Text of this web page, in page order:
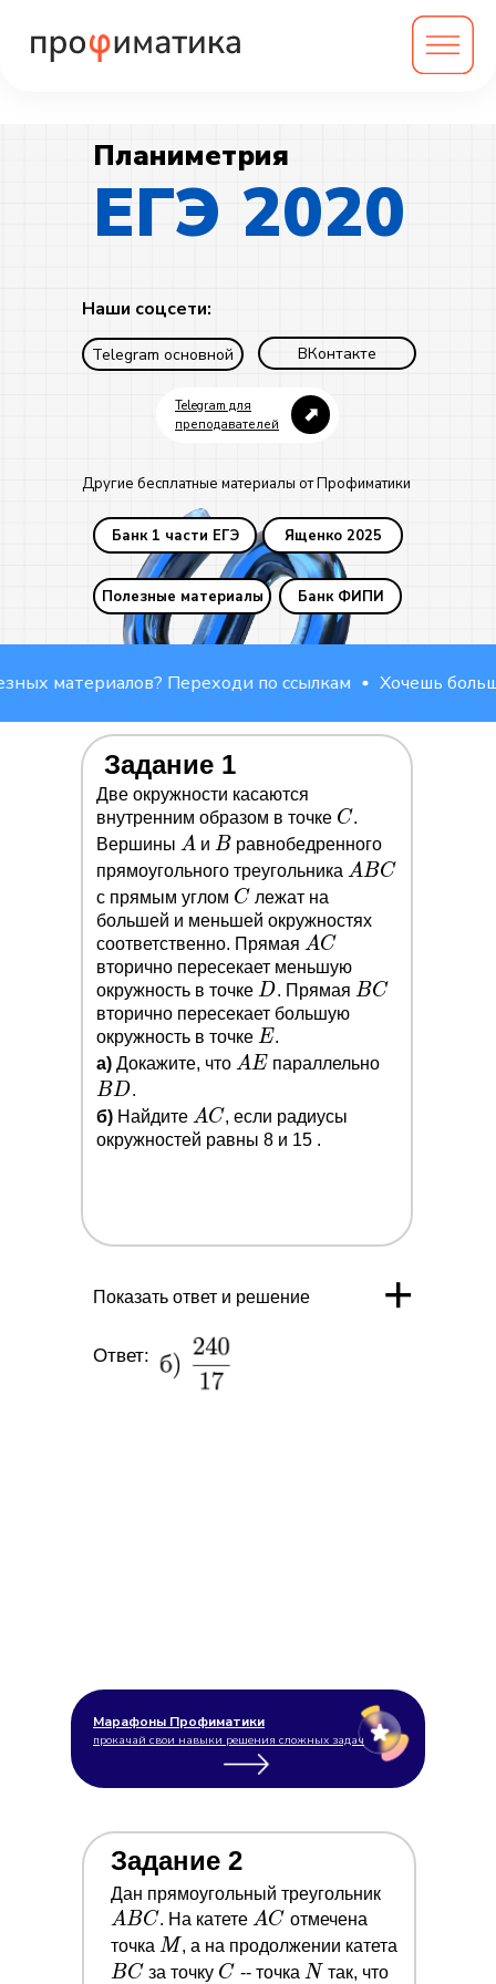
Планиметрия
ЕГЭ 2020
ВКонтакте
Telegram основной
Другие бесплатные материалы от Профиматики
Банк 1 части ЕГЭ Ященко 2025
Банк ФИПИ
Полезные материалы
Telegram для
преподавателей
⬈
Наши соцсети:
Переходи по ссылкам Хочешь больше
Задание 1
Две окружности касаются
внутренним образом в точке C
C.
Вершины A
A и B
Bравнобедренного
прямоугольного треугольника A
C
ABC
с прямым углом C
C лежат на
большей и меньшей окружностях
соответственно. Прямая A
C
AC
вторично пересекает меньшую
окружность в точке D
D. Прямая B
BC
вторично пересекает большую
окружность в точке E
E.
a) Докажите, что A
AE параллельно
BD.
б) Найдите A
C
AC, если радиусы
окружностей равны 8 и 15 .
Показать ответ и решение +
Ответ:
Марафоны Профиматики
прокачай свои навыки решения сложных задач
Задание 2
Дан прямоугольный треугольник
C
ABC. На катете A
C
AC отмечена
точка M
M, а на продолжении катета
BC за точку C
C -- точка N
N так, чтоC